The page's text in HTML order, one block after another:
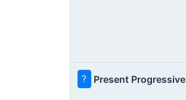
? Present Progressive